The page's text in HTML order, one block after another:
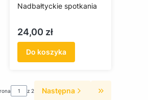
Nadbałtyckie spotkania
Cena
24,00 zł
Do koszyka
z 2 Następna Przejdź do